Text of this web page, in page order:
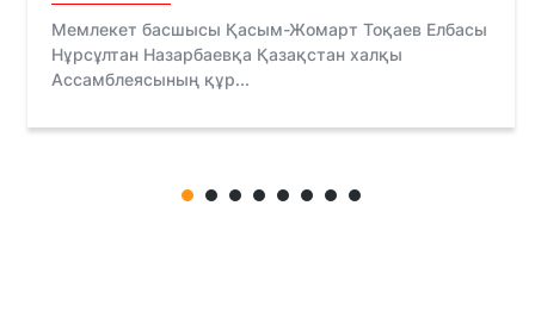
Мемлекет басшысы Қасым-Жомарт Тоқаев Елбасы
Нұрсұлтан Назарбаевқа Қазақстан халқы
Ассамблеясының құр...